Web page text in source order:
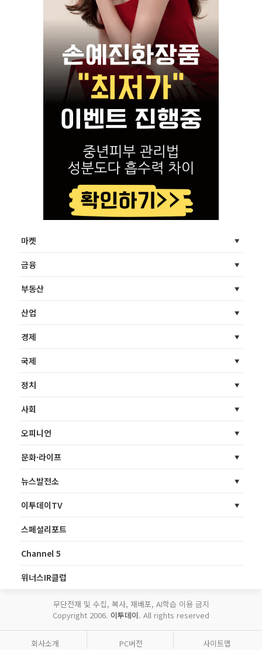
마켓
금융
부동산
산업
경제
국제
정치
사회
오피니언
문화·라이프
뉴스발전소
이투데이TV
스페셜리포트
Channel 5
위너스IR클럽
무단전재 및 수집, 복사, 재배포, AI학습 이용 금지
Copyright 2006. 이투데이. All rights reserved
회사소개 PC버전 사이트맵